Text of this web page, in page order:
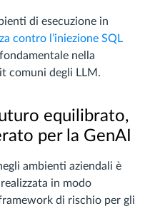
di esecuzione in
contro l’iniezione SQL
nella
comuni degli LLM.
equilibrato,
per la GenAI
ambienti aziendali è
in modo
di rischio per gli